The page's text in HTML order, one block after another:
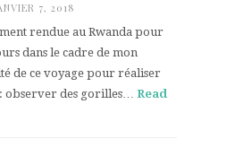
7, 2018
rendue au Rwanda pour
dans le cadre de mon
de ce voyage pour réaliser
: observer des gorilles… Read